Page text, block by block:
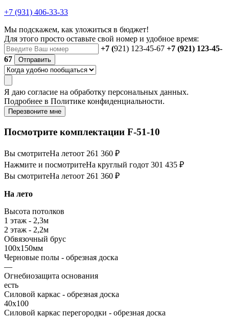
+7 (931) 406-33-33
Мы подскажем, как уложиться в бюджет!
Для этого просто оставьте свой номер и удобное время:
+7 (921) 123-45-67 +7 (921) 123-45-
67
Отправить
Я даю согласие на обработку персональных данных.
Подробнее в Политике конфиденциальности.
Перезвоните мне
Посмотрите комплектации F-51-10
Вы смотритеНа летоот 261 360 ₽
Нажмите и посмотритеНа круглый годот 301 435 ₽
Вы смотритеНа летоот 261 360 ₽
На лето
Высота потолков
1 этаж - 2,3м
2 этаж - 2,2м
Обвязочный брус
100х150мм
Черновые полы - обрезная доска
—
Огнебиозащита основания
есть
Силовой каркас - обрезная доска
40х100
Силовой каркас перегородки - обрезная доска